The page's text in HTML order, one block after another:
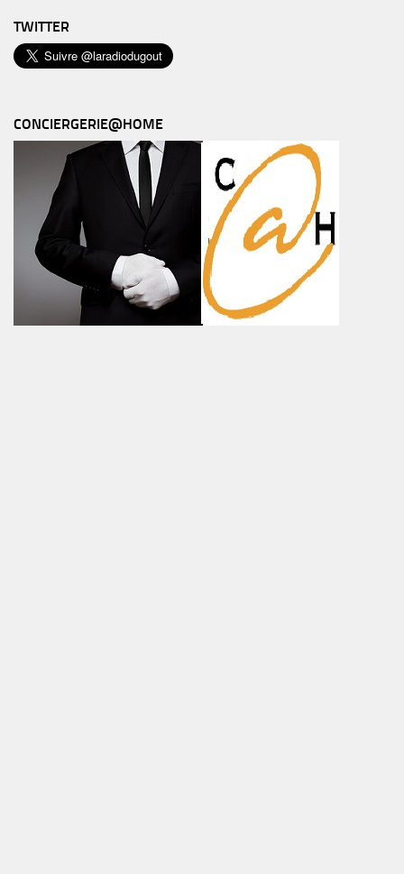
TWITTER
CONCIERGERIE@HOME